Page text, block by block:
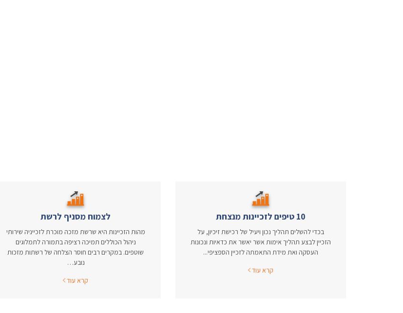
10 טיפים לזכיינות מנצחת
בכדי להשלים תהליך נכון ויעיל של רכישת זיכיון, על
הזכיין לבצע תהליך אימות אשר יאשר את כדאיות ונכונות
העסקה ואת מידת התאמתה לזכיין הספציפי...
קרא עוד
לצמוח מסניף לרשת
מהות הזכיינות היא שרשת מזכה מוכרת לזכייניה שירותי
ניהול הכוללים תמיכה רציפה בתמורה לתמלוגים
שוטפים. במקרים רבים חוסר הצלחה של רשתות מזכות
נובע…
קרא עוד